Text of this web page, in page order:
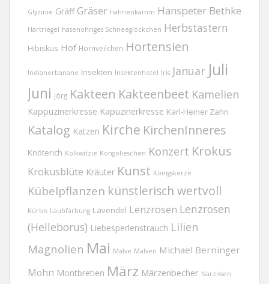
Glyzinie Gräff Gräser hahnenkamm Hanspeter Bethke
Hartriegel hasenohriges Schneeglöckchen Herbstastern
Hibiskus Hof Hornveilchen Hortensien
Indianerbanane Insekten Insektenhotel Iris Januar Juli
Juni Jörg Kakteen Kakteenbeet Kamelien
Kappuzinerkresse Kapuzinerkresse Karl-Heiner Zahn
Katalog Katzen Kirche KirchenInneres
Knöterich Kolkwitzie Kongolieschen Konzert Krokus
Krokusblüte Kräuter Kunst Königskerze
Kübelpflanzen künstlerisch wertvoll
Kürbis Laubfärbung Lavendel Lenzrosen Lenzrosen
(Helleborus) Liebesperlenstrauch Lilien
Magnolien Mai Malve Malven Michael Berninger
Mohn Montbretien März Märzenbecher Narzissen